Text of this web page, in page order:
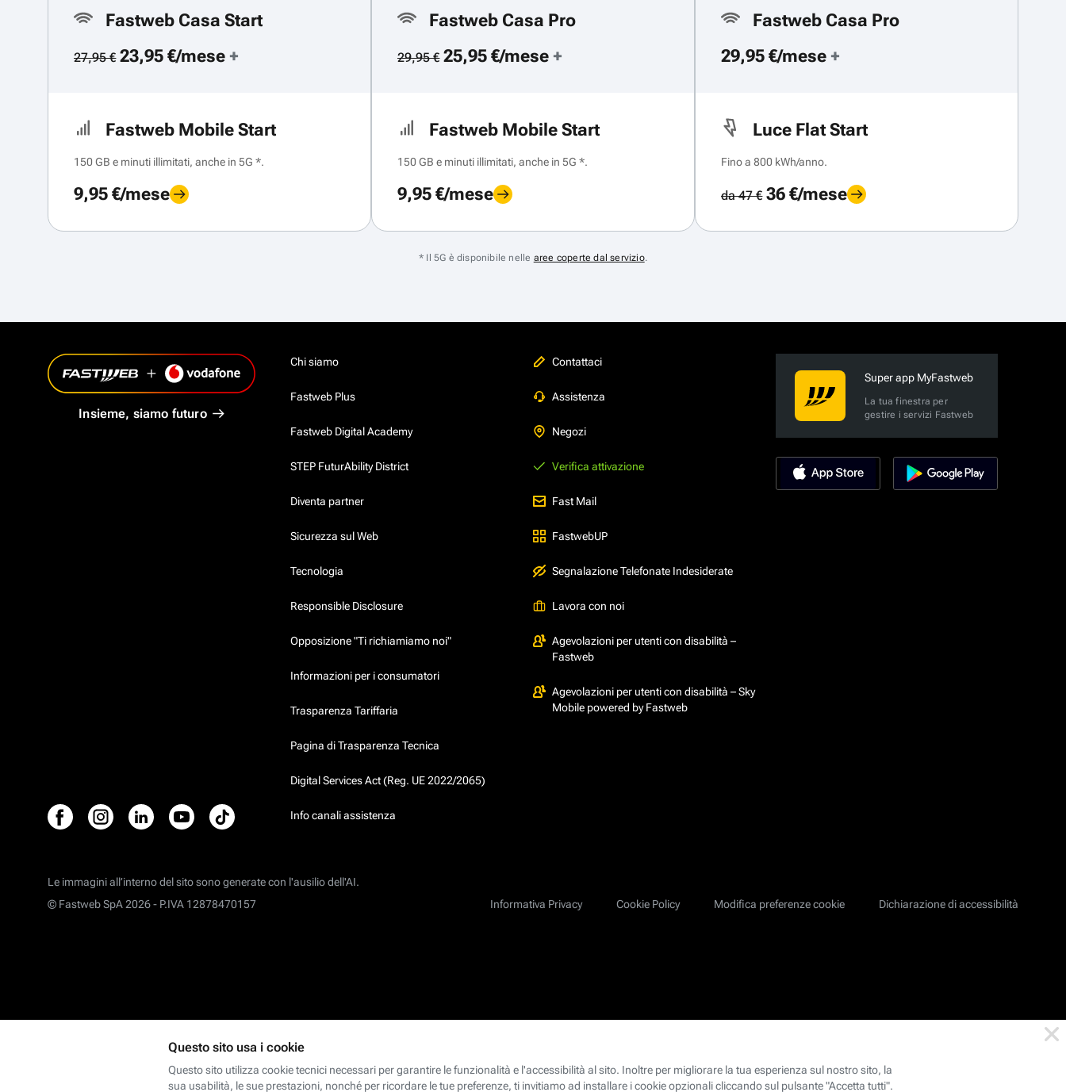
Fastweb Casa Start
27,95 €23,95 €/mese +
Fastweb Mobile Start
150 GB e minuti illimitati, anche in 5G *.
9,95 €/mese
Fastweb Casa Pro
29,95 €25,95 €/mese +
Fastweb Mobile Start
150 GB e minuti illimitati, anche in 5G *.
9,95 €/mese
Fastweb Casa Pro
29,95 €/mese +
Luce Flat Start
Fino a 800 kWh/anno.
da 47 €36 €/mese
* Il 5G è disponibile nelle aree coperte dal servizio.
Insieme, siamo futuro
Chi siamo
Fastweb Plus
Fastweb Digital Academy
STEP FuturAbility District
Diventa partner
Sicurezza sul Web
Tecnologia
Responsible Disclosure
Opposizione "Ti richiamiamo noi"
Informazioni per i consumatori
Trasparenza Tariffaria
Pagina di Trasparenza Tecnica
Digital Services Act (Reg. UE 2022/2065)
Info canali assistenza
Contattaci
Assistenza
Negozi
Verifica attivazione
Fast Mail
FastwebUP
Segnalazione Telefonate Indesiderate
Lavora con noi
Agevolazioni per utenti con disabilità –
Fastweb
Agevolazioni per utenti con disabilità – Sky
Mobile powered by Fastweb
Super app MyFastweb
La tua finestra per
gestire i servizi Fastweb
Le immagini all’interno del sito sono generate con l'ausilio dell'AI.
Informativa Privacy
Cookie Policy Modifica preferenze cookie Dichiarazione di accessibilità
© Fastweb SpA 2026 - P.IVA 12878470157